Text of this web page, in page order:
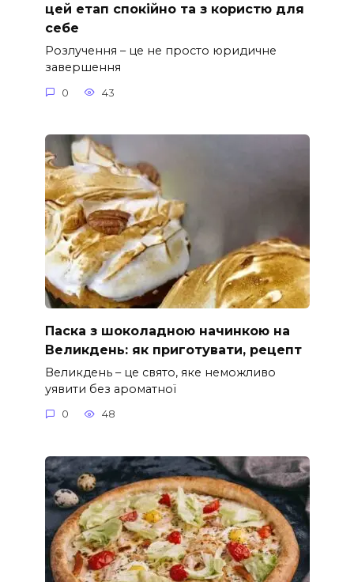
цей етап спокійно та з користю для
себе
Розлучення – це не просто юридичне
завершення
0 43
Паска з шоколадною начинкою на
Великдень: як приготувати, рецепт
Великдень – це свято, яке неможливо
уявити без ароматної
0 48